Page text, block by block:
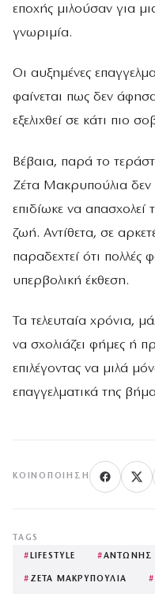
εποχής μιλούσαν για
γνωριμία.
Οι αυξημένες
φαίνεται πως δεν
εξελιχθεί σε κάτι πιο
Βέβαια, παρά το
Ζέτα Μακρυπούλια
επιδίωκε να
ζωή. Αντίθετα, σε
παραδεχτεί ότι πολλές
υπερβολική έκθεση.
Τα τελευταία χρόνια,
να σχολιάζει φήμες ή
επιλέγοντας να μιλά
επαγγελματικά της
ΚΟΙΝΟΠΟΊΗΣΗ
TAGS
# LIFESTYLE #ΑΝΤΩΝΗΣ
# ΖΕΤΑ ΜΑΚΡΥΠΟΥΛΙΑ #